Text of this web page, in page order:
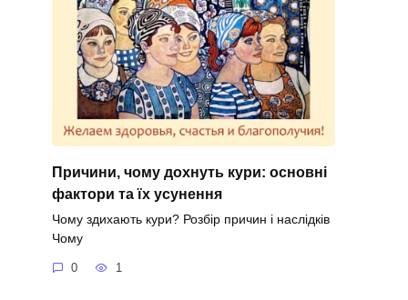
Причини, чому дохнуть кури: основні
фактори та їх усунення
Чому здихають кури? Розбір причин і наслідків
Чому
0 1